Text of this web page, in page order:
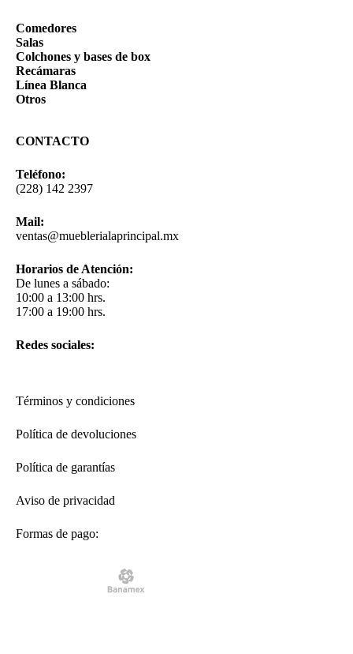
Comedores
Salas
Colchones y bases de box
Recámaras
Línea Blanca
Otros
CONTACTO
Teléfono:
(228) 142 2397
Mail:
ventas@mueblerialaprincipal.mx
Horarios de Atención:
De lunes a sábado:
10:00 a 13:00 hrs.
17:00 a 19:00 hrs.
Redes sociales:
Términos y condiciones
Política de devoluciones
Política de garantías
Aviso de privacidad
Formas de pago: